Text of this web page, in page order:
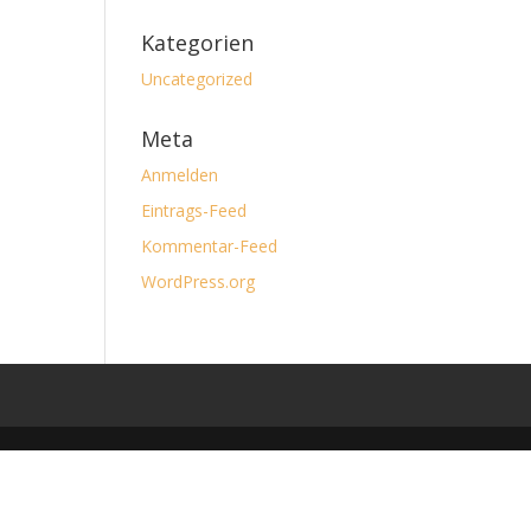
Kategorien
Uncategorized
Meta
Anmelden
Eintrags-Feed
Kommentar-Feed
WordPress.org